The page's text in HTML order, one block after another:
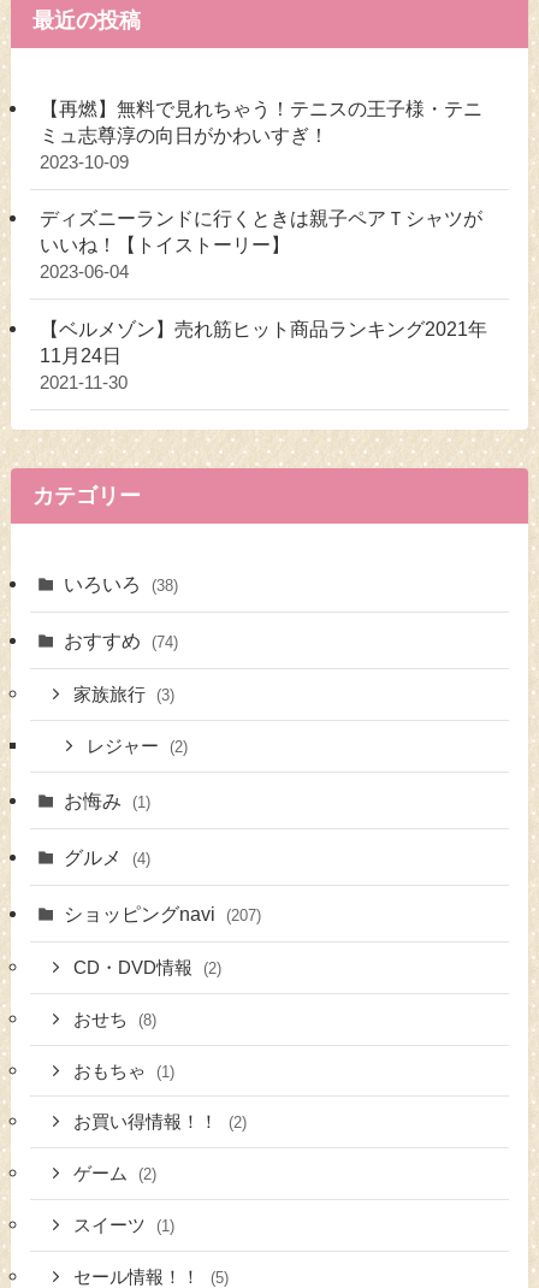
最近の投稿
【再燃】無料で見れちゃう！テニスの王子様・テニ
ミュ志尊淳の向日がかわいすぎ！
2023-10-09
ディズニーランドに行くときは親子ペアＴシャツが
いいね！【トイストーリー】
2023-06-04
【ベルメゾン】売れ筋ヒット商品ランキング2021年
11月24日
2021-11-30
カテゴリー
いろいろ (38)
おすすめ (74)
家族旅行 (3)
レジャー (2)
お悔み (1)
グルメ (4)
ショッピングnavi (207)
CD・DVD情報 (2)
おせち (8)
おもちゃ (1)
お買い得情報！！ (2)
ゲーム (2)
スイーツ (1)
セール情報！！ (5)